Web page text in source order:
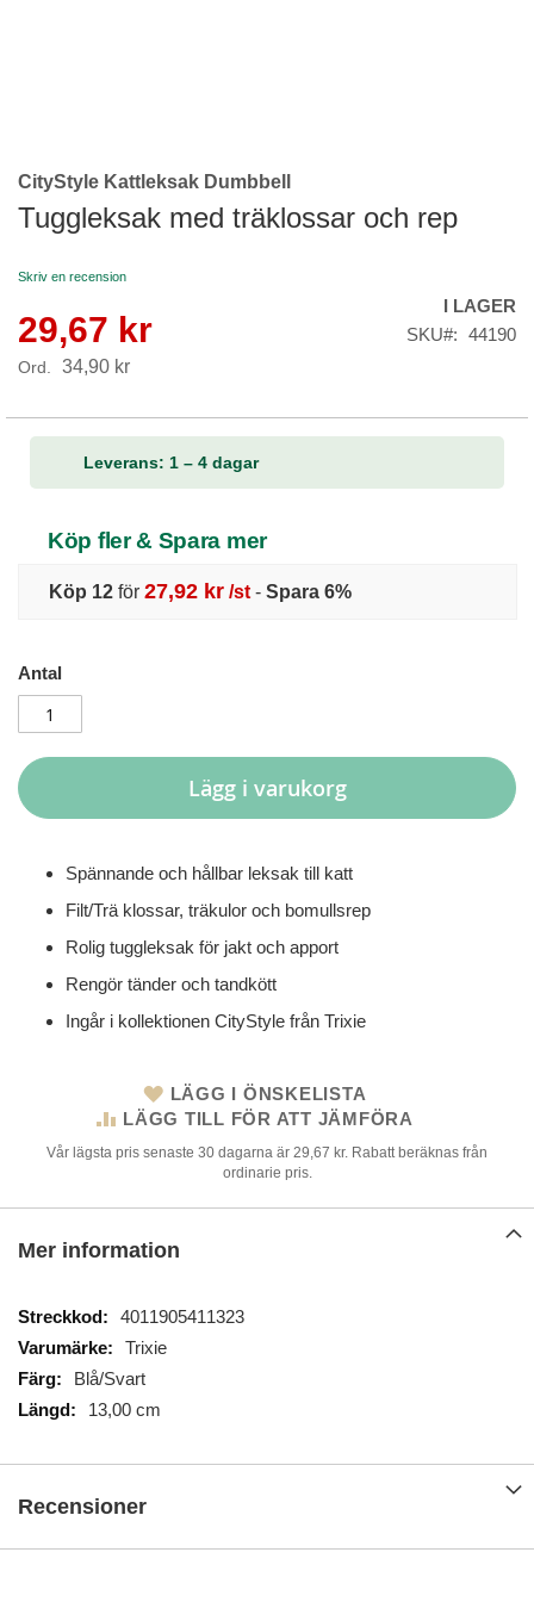
Skip
to
the
of
images
gallery
CityStyle Kattleksak Dumbbell
Tuggleksak med träklossar och rep
Skriv en recension
Reapris
29,67 kr
Ord. 34,90 kr
I LAGER
SKU
44190
Leverans: 1 – 4 dagar
Köp fler & Spara mer
Köp 12 för 27,92 kr /st - Spara 6%
Antal
Lägg i varukorg
Spännande och hållbar leksak till katt
Filt/Trä klossar, träkulor och bomullsrep
Rolig tuggleksak för jakt och apport
Rengör tänder och tandkött
Ingår i kollektionen CityStyle från Trixie
LÄGG I ÖNSKELISTA
LÄGG TILL FÖR ATT JÄMFÖRA
Vår lägsta pris senaste 30 dagarna är 29,67 kr. Rabatt beräknas från
ordinarie pris.
Mer information
Mer
information
4011905411323
Trixie
Blå/Svart
13,00 cm
Recensioner